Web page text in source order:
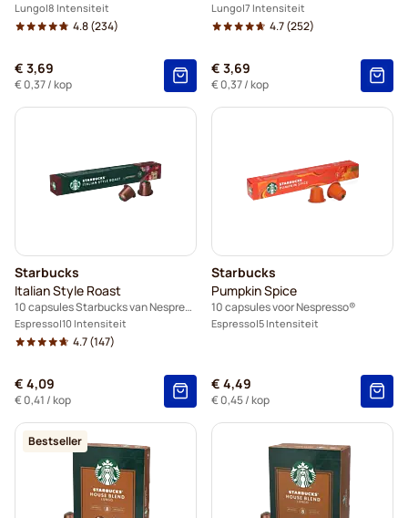
Lungo 8 Intensiteit
4.8(234)
€ 3,69
€ 0,37/ kop
Lungo 7 Intensiteit
4.7(252)
€ 3,69
€ 0,37/ kop
Starbucks
Italian Style Roast
10 capsules Starbucks van Nespresso®
Espresso 10 Intensiteit
4.7(147)
€ 4,09
€ 0,41 / kop
Starbucks
Pumpkin Spice
10 capsules voor Nespresso®
Espresso 5 Intensiteit
€ 4,49
€ 0,45/ kop
Bestseller